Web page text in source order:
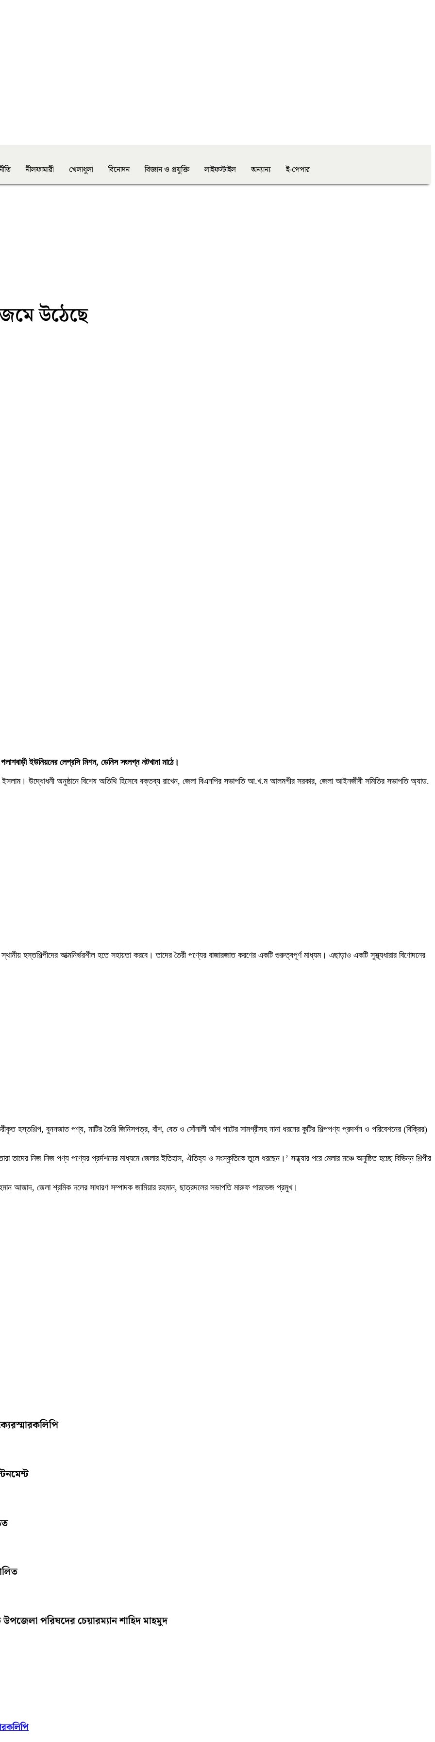
নীলফামারী খেলাধুলা বিনোদন বিজ্ঞান ও প্রযুক্তি লাইফস্টাইল অন্যান্য ই-পেপার
জমে উঠেছে
ইউনিয়নের লেপ্রসি মিশন, ডেনিস সংলগ্ন নটখানা মাঠে।
ইসলাম। উদ্ধোধনী অনুষ্ঠানে বিশেষ অতিথি হিসেবে বক্তব্য রাখেন, জেলা বিএনপির সভাপতি আ.খ.ম আলমগীর সরকার, জেলা আইনজীবী সমিতির সভাপতি অ্যাড.
স্থানীয় হস্তশিল্পীদের আত্মনির্ভরশীল হতে সহায়তা করবে। তাদের তৈরী পণ্যের বাজারজাত করণের একটি গুরুত্বপূর্ণ মাধ্যম। এছাড়াও একটি সুস্থ্যধারার বিণোদনের
হস্তশিল্প, বুননজাত পণ্য, মাটির তৈরি জিনিসপত্র, বাঁশ, বেত ও সোঁনালী আঁশ পাটের সামগ্রীসহ নানা ধরনের কুটির শিল্পপণ্য প্রদর্শন ও পরিবেশনের (বিক্রির)
তাদের নিজ নিজ পণ্য পণ্যের প্রর্দশনের মাধ্যমে জেলার ইতিহাস, ঐতিহ্য ও সংস্কৃতিকে তুলে ধরছেন।’ সন্ধ্যার পরে মেলার মঞ্চে অনুষ্ঠিত হচ্ছে বিভিন্ন শিল্পীর
আজাদ, জেলা শ্রমিক দলের সাধারণ সম্পাদক জামিয়ার রহমান, ছাত্রদলের সভাপতি মারুফ পারভেজ প্রমুখ।
পরিষদের চেয়ারম্যান শাহিদ মাহমুদ